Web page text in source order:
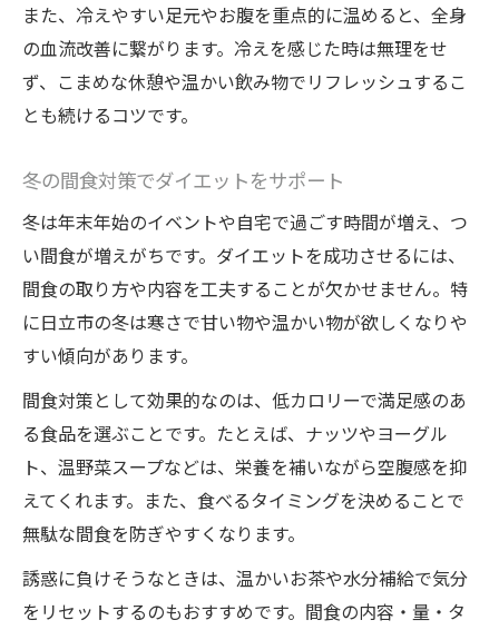
また、冷えやすい足元やお腹を重点的に温めると、全身
の血流改善に繋がります。冷えを感じた時は無理をせ
ず、こまめな休憩や温かい飲み物でリフレッシュするこ
とも続けるコツです。
冬の間食対策でダイエットをサポート
冬は年末年始のイベントや自宅で過ごす時間が増え、つ
い間食が増えがちです。ダイエットを成功させるには、
間食の取り方や内容を工夫することが欠かせません。特
に日立市の冬は寒さで甘い物や温かい物が欲しくなりや
すい傾向があります。
間食対策として効果的なのは、低カロリーで満足感のあ
る食品を選ぶことです。たとえば、ナッツやヨーグル
ト、温野菜スープなどは、栄養を補いながら空腹感を抑
えてくれます。また、食べるタイミングを決めることで
無駄な間食を防ぎやすくなります。
誘惑に負けそうなときは、温かいお茶や水分補給で気分
をリセットするのもおすすめです。間食の内容・量・タ